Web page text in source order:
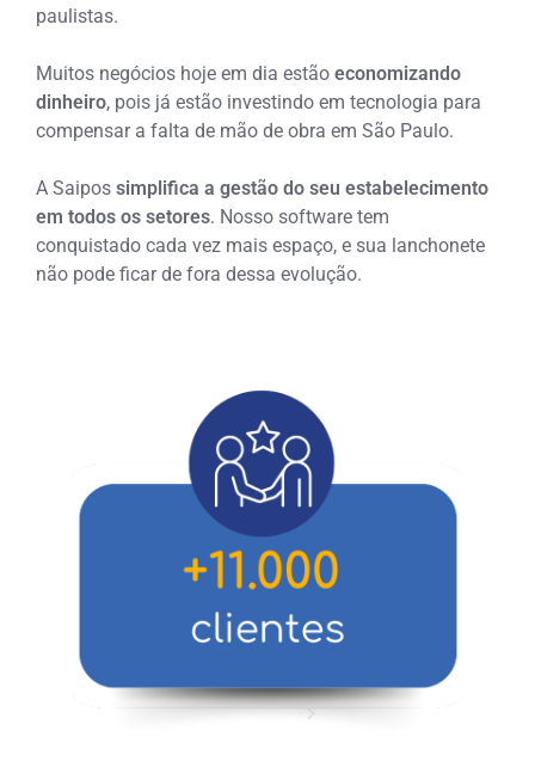
paulistas.
Muitos negócios hoje em dia estãoeconomizando
dinheiro, pois já estão investindo em tecnologia para
compensar a falta de mão de obra em São Paulo.
A Saipossimplifica a gestão do seu estabelecimento
em todos os setores. Nosso software tem
conquistado cada vez mais espaço, e sua lanchonete
não pode ficar de fora dessa evolução.